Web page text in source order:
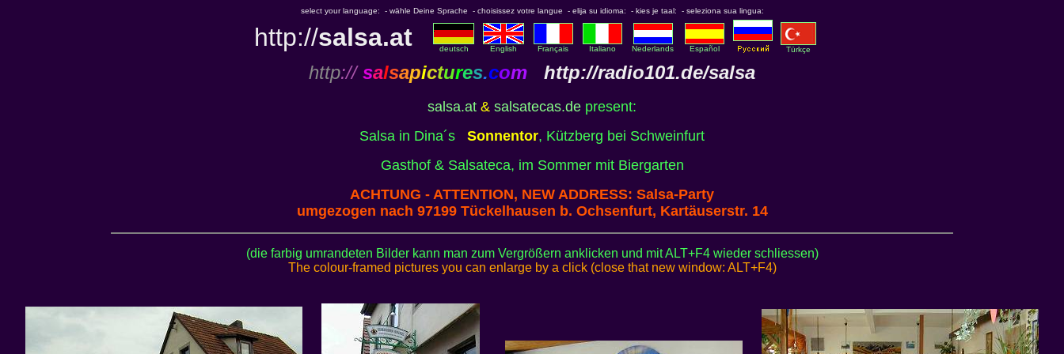
select your language: - wähle Deine Sprache - choisissez votre langue - elija su idioma: - kies je taal: - seleziona sua lingua:
http://salsa.at deutsch English Français Italiano Nederlands Español Türkçe
http:// salsapictures.com http://radio101.de/salsa
salsa.at & salsatecas.de present:
Salsa in Dina´s
Sonnentor, Kützberg bei Schweinfurt
Gasthof & Salsateca, im Sommer mit Biergarten
ACHTUNG - ATTENTION, NEW ADDRESS: Salsa-Party
umgezogen nach 97199 Tückelhausen b. Ochsenfurt, Kartäuserstr. 14
(die farbig umrandeten Bilder kann man zum Vergrößern anklicken und mit ALT+F4 wieder schliessen)
The colour-framed pictures you can enlarge by a click (close that new window: ALT+F4)